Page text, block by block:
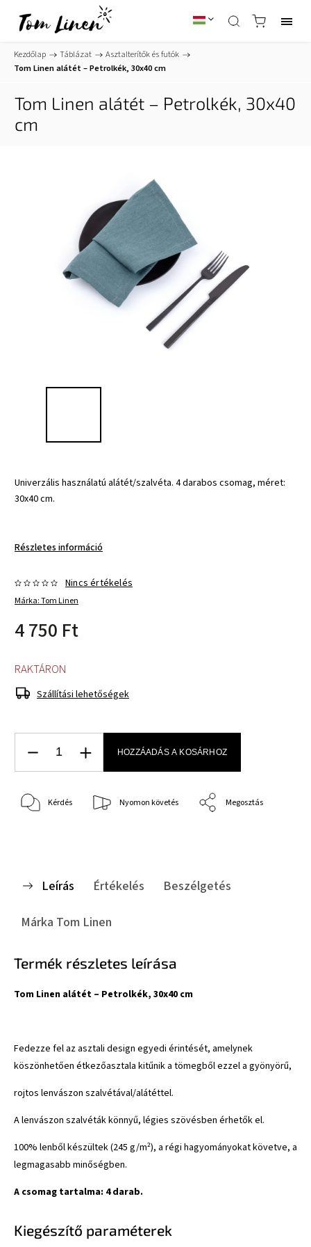
Kezdőlap / Táblázat / Asztalterítők és futók /
Tom Linen alátét – Petrolkék, 30x40 cm
Tom Linen alátét – Petrolkék, 30x40
cm
Univerzális használatú alátét/szalvéta. 4 darabos csomag, méret:
30x40 cm.
Részletes információ
Márka:Tom Linen
Nincs értékelés
4 750 Ft
RAKTÁRON
Szállítási lehetőségek
HOZZÁADÁS A KOSÁRHOZ
Kérdés Nyomon követés Megosztás
Leírás Értékelés
Beszélgetés
Márka Tom Linen
Termék részletes leírása
Tom Linen alátét – Petrolkék, 30x40 cm
Fedezze fel az asztali design egyedi érintését, amelynek
köszönhetően étkezőasztala kitűnik a tömegből ezzel a gyönyörű,
rojtos lenvászon szalvétával/alátéttel.
A lenvászon szalvéták könnyű, légies szövésben érhetők el.
100% lenből készültek (245 g/m²), a régi hagyományokat követve, a
legmagasabb minőségben.
A csomag tartalma: 4 darab.
Kiegészítő paraméterek